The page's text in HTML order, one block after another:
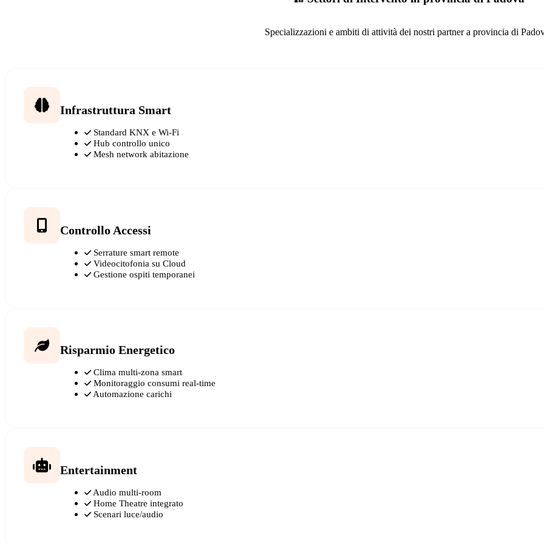
Specializzazioni e ambiti di attività dei nostri partner a provincia di
Infrastruttura Smart
Standard KNX e Wi-Fi
Hub controllo unico
Mesh network abitazione
Controllo Accessi
Serrature smart remote
Videocitofonia su Cloud
Gestione ospiti temporanei
Risparmio Energetico
Clima multi-zona smart
Monitoraggio consumi real-time
Automazione carichi
Entertainment
Audio multi-room
Home Theatre integrato
Scenari luce/audio